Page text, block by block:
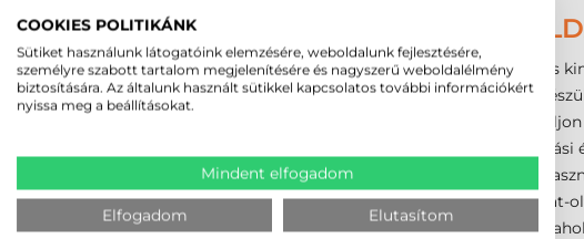
EXTRA KIEGÉSZÍTŐK ÉS
A Honeywell CT47 vállalati adatgyűjtő sokoldalúsága és
helyszíneken történő munkavégzés területén, ahol a
rendkívül tartós kialakítása lehetővé teszi, hogy
környezetek kihívásait, ezáltal csökkentve a karbantartási
A többfaktoros biometrikus hitelesítés biztosítja a
különféle hitelesítési módokat, beleértve az ujjlenyomat-
a fajta biztonság különösen fontos olyan iparágakban,
COOKIES POLITIKÁNK
Sütiket használunk látogatóink elemzésére, weboldalunk fejlesztésére,
személyre szabott tartalom megjelenítésére és nagyszerű weboldalélmény
biztosítására. Az általunk használt sütikkel kapcsolatos további információkért
nyissa meg a beállításokat.
Mindent elfogadom
Elfogadom Elutasítom